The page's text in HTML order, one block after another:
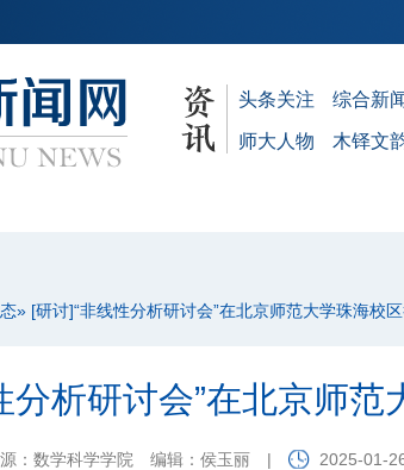
头条关注 综合新
师大人物 木铎文
» [研讨]“非线性分析研讨会”在北京师范大学珠海校
分析研讨会”在北京师范
：数学科学学院 编辑：侯玉丽 | 2025-01-